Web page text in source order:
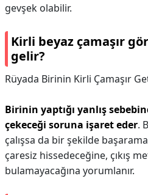
gevşek olabilir.
Kirli beyaz çamaşır
gelir?
Rüyada Birinin Kirli Çamaşır
Birinin yaptığı yanlış
çekeceği soruna işaret eder.
çalışsa da bir şekilde
çaresiz hissedeceğine, çıkış
bulamayacağına yorumlanır.